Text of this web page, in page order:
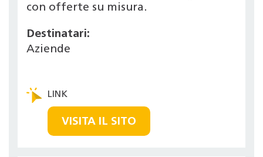
con offerte su misura.
Destinatari:
Aziende
VISITA IL SITO